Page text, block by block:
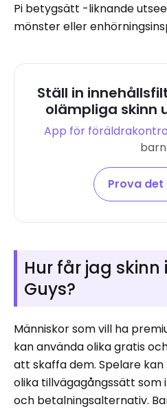
Pi betygsätt -liknande
mönster eller
Ställ in
olämpliga skinn
App för
barn.
Prova
Hur får jag skinn
Guys?
Människor som vill ha
kan använda olika gratis
att skaffa dem. Spelare
olika tillvägagångssätt som
och betalningsalternativ.